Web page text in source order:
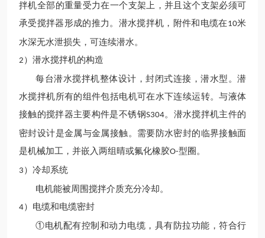
拌机全部的重量受力在一个支架上，并且这个支架必须可
承受搅拌器形成的推力。潜水搅拌机，附件和电缆在 10米
水深无水泄损失，可连续潜水。
2 ）潜水搅拌机的构造
每台潜水搅拌机整体设计，封闭式连接，潜水型。潜
水搅拌机所有的组件包括电机可在水下连续运转。与液体
接触的搅拌器主要构件是不锈钢S304。潜水搅拌机主件的
密封设计是金属与金属接触。需要防水密封的临界接触面
是机械加工，并嵌入两组晴或氟化橡胶O-型圈。
3 ）冷却系统
电机能被周围搅拌介质充分冷却。
4）电缆和电缆密封
①电机配有控制和动力电缆，具有防拉功能，符合行